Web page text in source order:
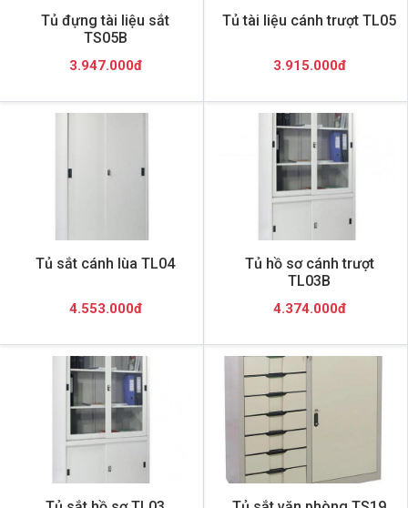
Tủ đựng tài liệu sắt
TS05B
3.947.000đ
Tủ tài liệu cánh trượt TL05
3.915.000đ
Tủ sắt cánh lùa TL04
4.553.000đ
Tủ hồ sơ cánh trượt
TL03B
4.374.000đ